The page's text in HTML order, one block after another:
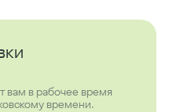
вам в рабочее время
времени.